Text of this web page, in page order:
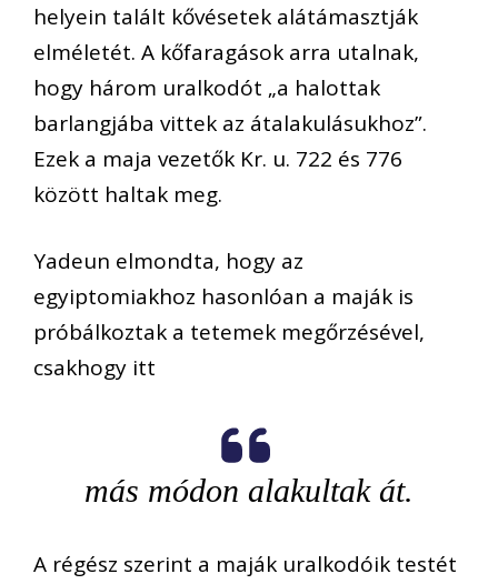
helyein talált kővésetek alátámasztják
elméletét. A kőfaragások arra utalnak,
hogy három uralkodót „a halottak
barlangjába vittek az átalakulásukhoz”.
Ezek a maja vezetők Kr. u. 722 és 776
között haltak meg.
Yadeun elmondta, hogy az
egyiptomiakhoz hasonlóan a maják is
próbálkoztak a tetemek megőrzésével,
csakhogy itt
más módon alakultak át.
A régész szerint a maják uralkodóik testét